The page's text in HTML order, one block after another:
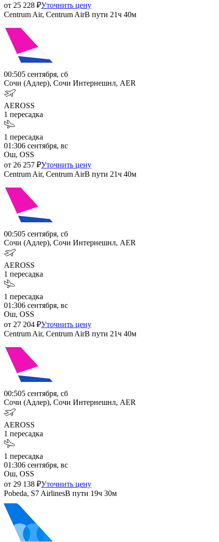
от 25 228 ₽Уточнить цену
Centrum Air, Centrum AirВ пути 21ч 40м
00:505 сентября, сб
Сочи (Адлер), Сочи Интернешнл, AER
AEROSS
1 пересадка
1 пересадка
01:306 сентября, вс
Ош, OSS
от 26 257 ₽Уточнить цену
Centrum Air, Centrum AirВ пути 21ч 40м
00:505 сентября, сб
Сочи (Адлер), Сочи Интернешнл, AER
AEROSS
1 пересадка
1 пересадка
01:306 сентября, вс
Ош, OSS
от 27 204 ₽Уточнить цену
Centrum Air, Centrum AirВ пути 21ч 40м
00:505 сентября, сб
Сочи (Адлер), Сочи Интернешнл, AER
AEROSS
1 пересадка
1 пересадка
01:306 сентября, вс
Ош, OSS
от 29 138 ₽Уточнить цену
Pobeda, S7 AirlinesВ пути 19ч 30м